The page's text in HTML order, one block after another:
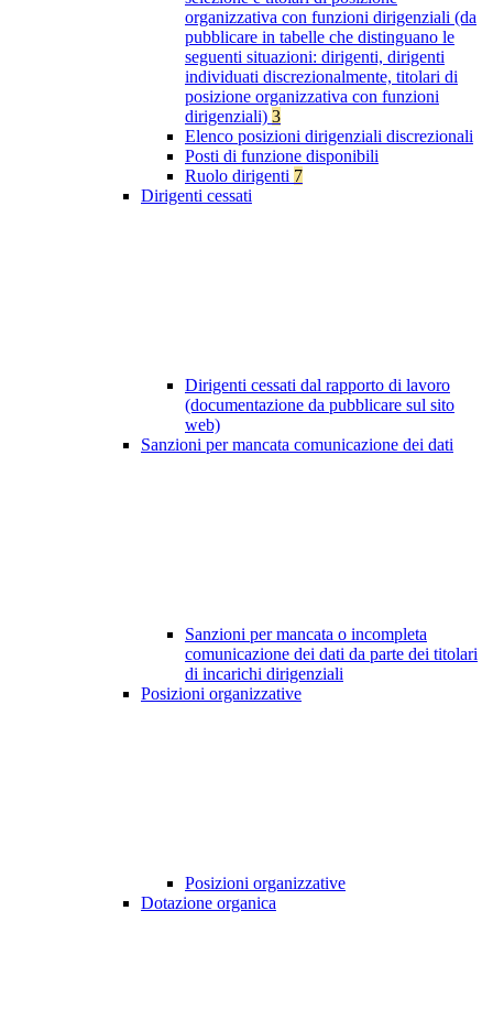
organizzativa con funzioni dirigenziali (da
pubblicare in tabelle che distinguano le
seguenti situazioni: dirigenti, dirigenti
individuati discrezionalmente, titolari di
posizione organizzativa con funzioni
dirigenziali) 3
Elenco posizioni dirigenziali discrezionali
Posti di funzione disponibili
Ruolo dirigenti 7
Dirigenti cessati
Dirigenti cessati dal rapporto di lavoro
(documentazione da pubblicare sul sito
web)
Sanzioni per mancata comunicazione dei dati
Sanzioni per mancata o incompleta
comunicazione dei dati da parte dei titolari
di incarichi dirigenziali
Posizioni organizzative
Posizioni organizzative
Dotazione organica